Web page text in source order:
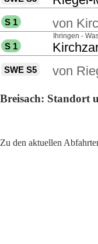
Breisach: Standort
Zu den aktuellen